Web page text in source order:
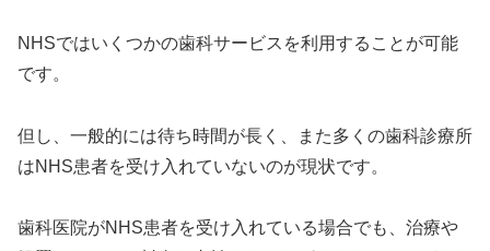
NHSではいくつかの歯科サービスを利用することが可能
です。
但し、一般的には待ち時間が長く、また多くの歯科診療所
はNHS患者を受け入れていないのが現状です。
歯科医院がNHS患者を受け入れている場合でも、治療や